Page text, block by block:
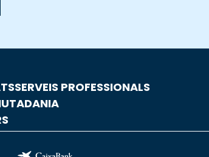
SERVEIS PROFESSIONALS